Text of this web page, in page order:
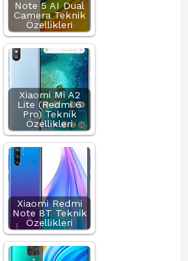
Note 5 AI Dual
Camera Teknik
Özellikleri
Xiaomi Mi A2
Lite (Redmi 6
Pro) Teknik
Özellikleri
Xiaomi Redmi
Note 8T Teknik
Özellikleri